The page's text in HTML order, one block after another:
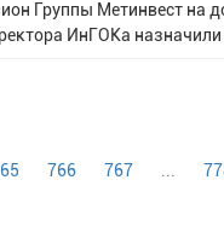
Группы Метинвест на
ИнГОКа
766 767